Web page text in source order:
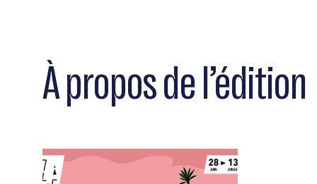
À propos de l’édition